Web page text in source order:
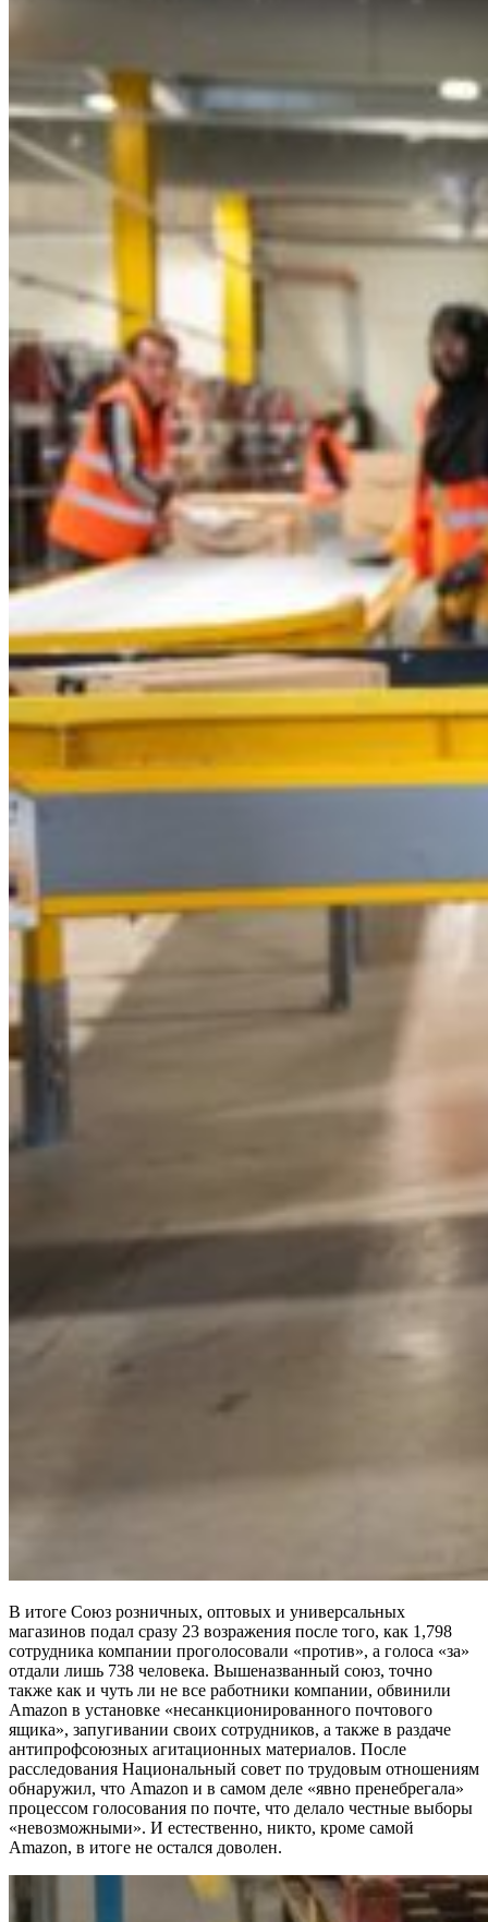
В итоге Союз розничных, оптовых и универсальных
магазинов подал сразу 23 возражения после того, как 1,798
сотрудника компании проголосовали «против», а голоса «за»
отдали лишь 738 человека. Вышеназванный союз, точно
также как и чуть ли не все работники компании, обвинили
Amazon в установке «несанкционированного почтового
ящика», запугивании своих сотрудников, а также в раздаче
антипрофсоюзных агитационных материалов. После
расследования Национальный совет по трудовым отношениям
обнаружил, что Amazon и в самом деле «явно пренебрегала»
процессом голосования по почте, что делало честные выборы
«невозможными». И естественно, никто, кроме самой
Amazon, в итоге не остался доволен.